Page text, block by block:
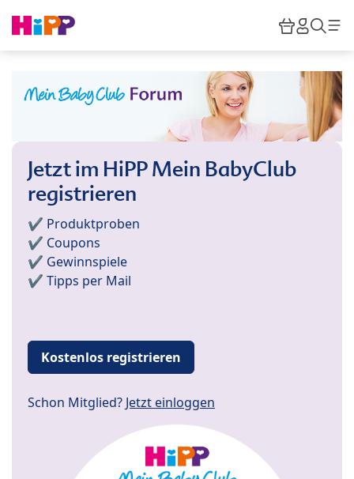
HiPP
Jetzt im HiPP Mein BabyClub
registrieren
✔️ Produktproben
✔️ Coupons
✔️ Gewinnspiele
✔️ Tipps per Mail
Kostenlos registrieren
Schon Mitglied? Jetzt einloggen